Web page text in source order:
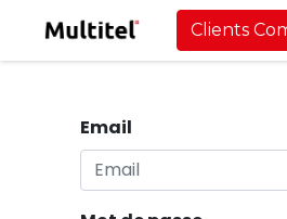
Clients
Email